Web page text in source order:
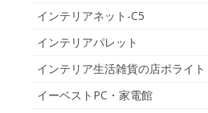
インテリアネット-C5
インテリアパレット
インテリア生活雑貨の店ポライト
イーベストPC・家電館